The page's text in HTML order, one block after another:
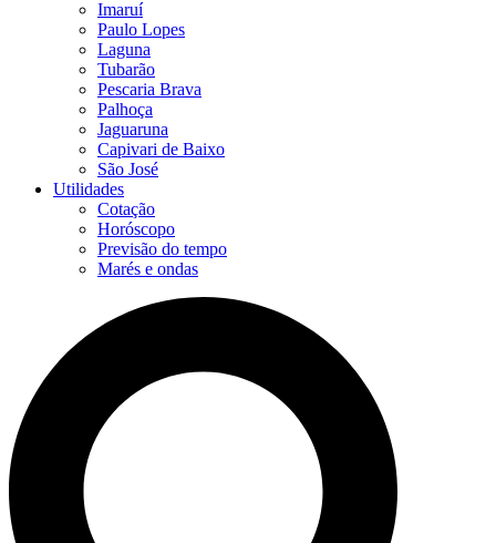
Imaruí
Paulo Lopes
Laguna
Tubarão
Pescaria Brava
Palhoça
Jaguaruna
Capivari de Baixo
São José
Utilidades
Cotação
Horóscopo
Previsão do tempo
Marés e ondas